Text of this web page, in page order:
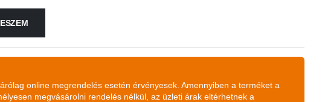
online megrendelés esetén érvényesek. Amennyiben a terméket a
megvásárolni rendelés nélkül, az üzleti árak eltérhetnek a